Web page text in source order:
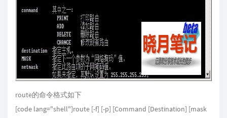
route的命令格式如下
[code lang="shell"]route [-f] [-p] [Command [Destination] [mask